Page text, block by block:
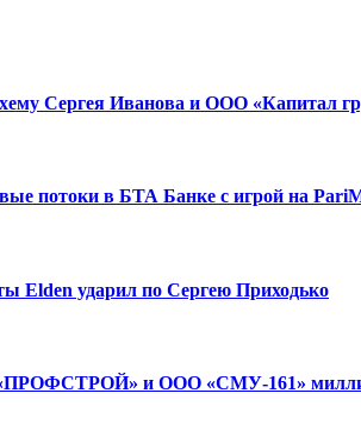
Сергея Иванова и ООО «Капитал
потоки в БТА Банке с игрой на
Elden ударил по Сергею Приходько
и ООО «СМУ-161»